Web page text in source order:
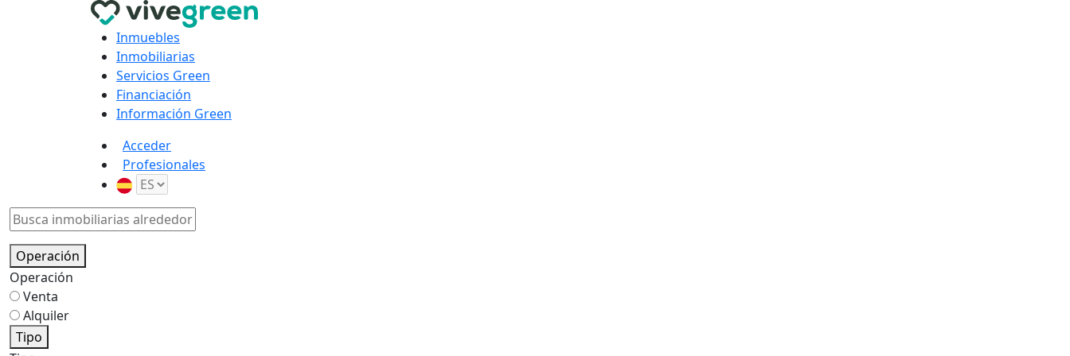
Inmuebles
Inmobiliarias
Servicios Green
Financiación
Información Green
Acceder
Profesionales
Operación
Operación
Venta
Alquiler
Tipo